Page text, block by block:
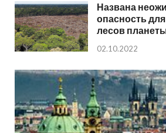
Названа
опасность
лесов
02.10.2022